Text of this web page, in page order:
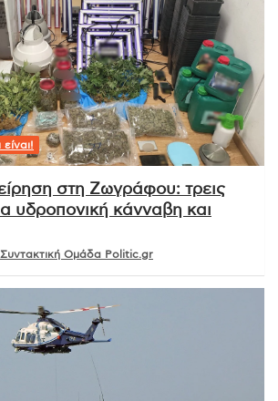
είναι!
στη Ζωγράφου: τρεις
υδροπονική κάνναβη και
Συντακτική Ομάδα Politic.gr